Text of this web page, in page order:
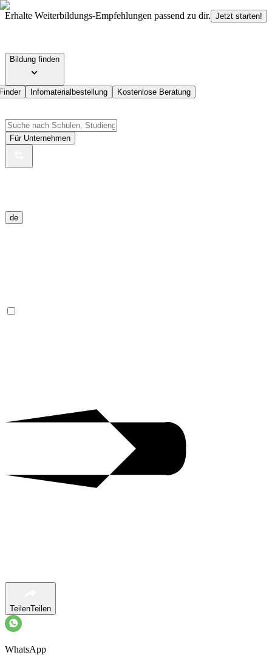
Erhalte Weiterbildungs-Empfehlungen passend zu dir. Jetzt starten!
Bildung finden
Infomaterialbestellung Kostenlose Beratung
Für Unternehmen
de
TeilenTeilen
WhatsApp